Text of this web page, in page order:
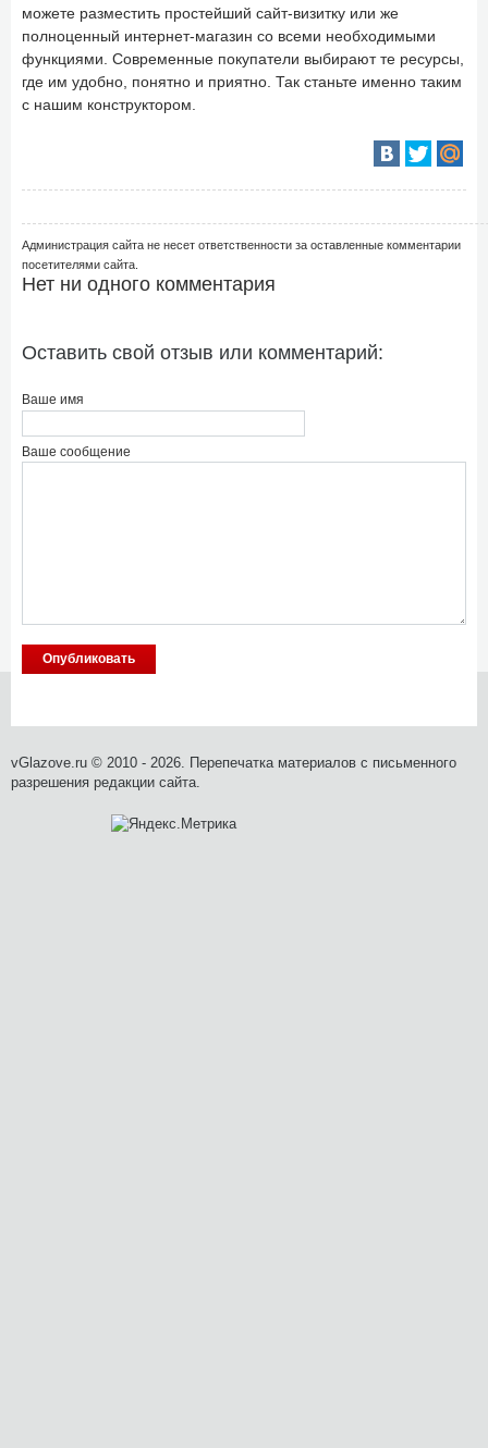
можете разместить простейший сайт-визитку или же
полноценный интернет-магазин со всеми необходимыми
функциями. Современные покупатели выбирают те ресурсы,
где им удобно, понятно и приятно. Так станьте именно таким
с нашим конструктором.
Администрация сайта не несет ответственности за оставленные комментарии
посетителями сайта.
Нет ни одного комментария
Оставить свой отзыв или комментарий:
Ваше имя
Ваше сообщение
vGlazove.ru © 2010 - 2026. Перепечатка материалов с письменного
разрешения редакции сайта.